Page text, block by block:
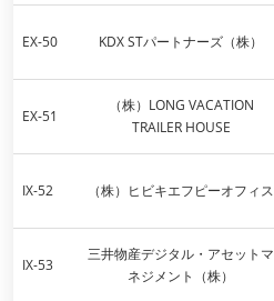
EX-50 KDX STパートナーズ（株）
EX-51
（株）LONG VACATION
TRAILER HOUSE
IX-52 （株）ヒビキエフピーオフィス
IX-53
三井物産デジタル・アセットマ
ネジメント（株）